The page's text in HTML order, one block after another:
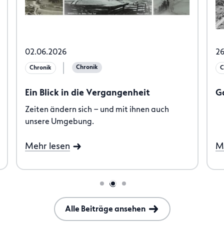
02.06.2026
Chronik Chronik
Ein Blick in die Vergangenheit
Zeiten ändern sich – und mit ihnen auch
unsere Umgebung.
Mehr lesen
Alle Beiträge ansehen